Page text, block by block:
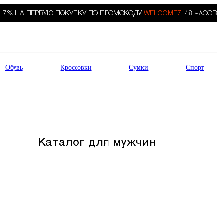
-7% НА ПЕРВУЮ ПОКУПКУ ПО ПРОМОКОДУ WELCOME7. 48 ЧАСОВ
Обувь Кроссовки Сумки Спорт
Каталог для мужчин